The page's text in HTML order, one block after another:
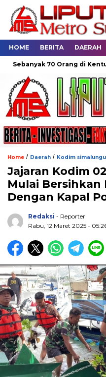
HOME BERITA DAERAH
70 Orang di Kentucky,
Home / Daerah / Kodim
Jajaran Kodim
Mulai Bersihkan
Dengan Kapal
Redaksi - Reporter
Rabu, 12 Maret 2025 -